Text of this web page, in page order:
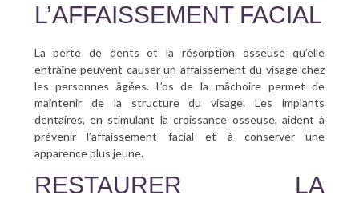
L’AFFAISSEMENT FACIAL
La perte de dents et la résorption osseuse qu’elle
entraîne peuvent causer un affaissement du visage chez
les personnes âgées. L’os de la mâchoire permet de
maintenir de la structure du visage. Les implants
dentaires, en stimulant la croissance osseuse, aident à
prévenir l’affaissement facial et à conserver une
apparence plus jeune.
RESTAURER LA